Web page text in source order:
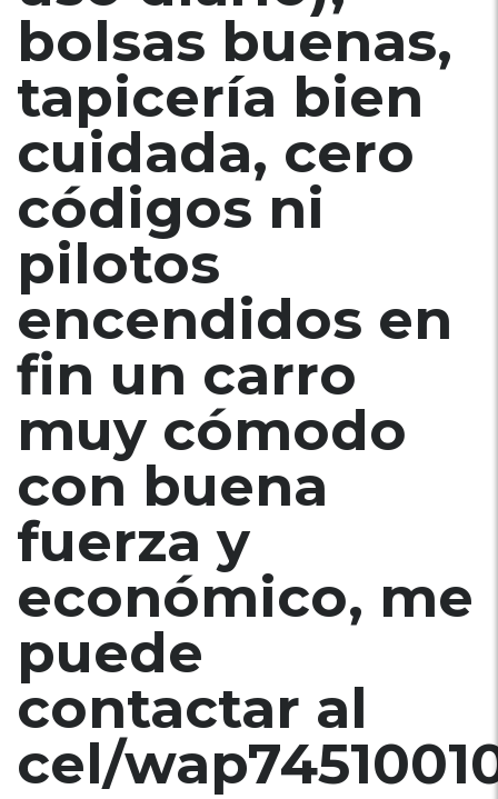
bolsas buenas,
tapicería bien
cuidada, cero
códigos ni
pilotos
encendidos en
fin un carro
muy cómodo
con buena
fuerza y
económico, me
puede
contactar al
cel/